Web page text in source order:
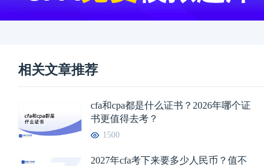
相关文章推荐
cfa和cpa都是什么证书？2026年哪个证
书更值得去考？
1500
2027年cfa考下来要多少人民币？值不